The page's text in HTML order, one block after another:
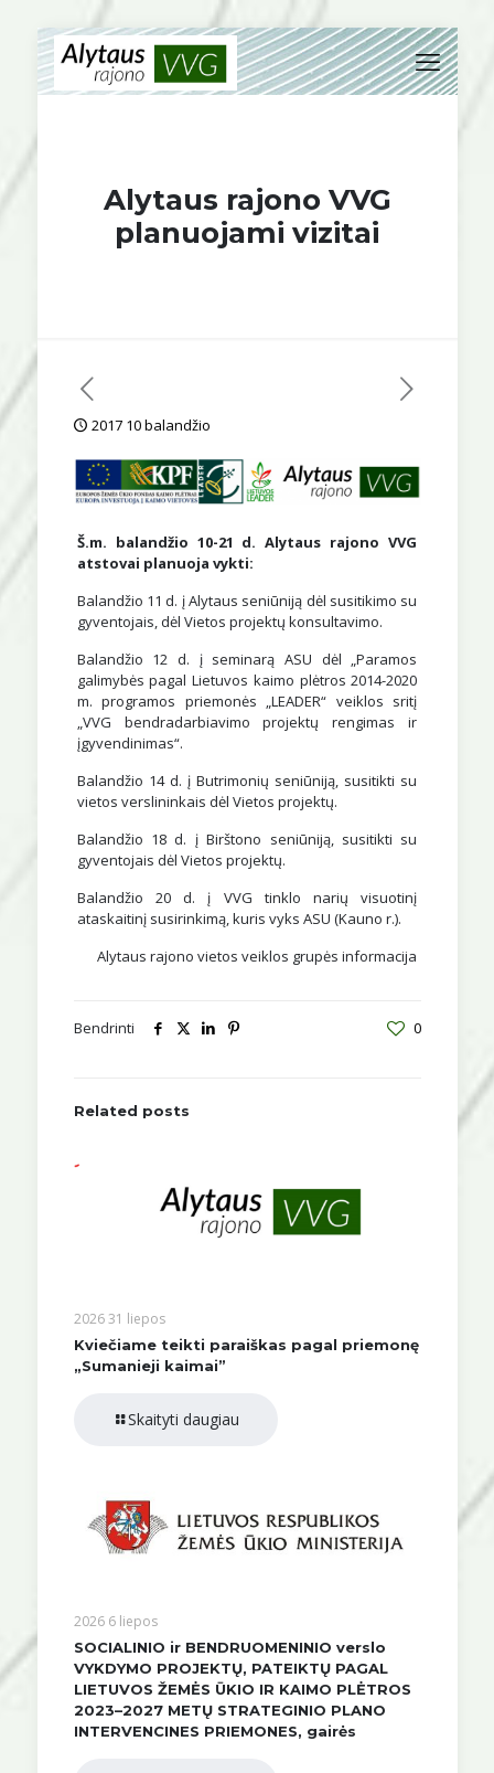
Alytaus rajono VVG
planuojami vizitai
2017 10 balandžio
Š.m. balandžio 10-21 d. Alytaus rajono VVG
atstovai planuoja vykti:
Balandžio 11 d. į Alytaus seniūniją dėl susitikimo su
gyventojais, dėl Vietos projektų konsultavimo.
Balandžio 12 d. į seminarą ASU dėl „Paramos
galimybės pagal Lietuvos kaimo plėtros 2014-2020
m. programos priemonės „LEADER“ veiklos sritį
„VVG bendradarbiavimo projektų rengimas ir
įgyvendinimas“.
Balandžio 14 d. į Butrimonių seniūniją, susitikti su
vietos verslininkais dėl Vietos projektų.
Balandžio 18 d. į Birštono seniūniją, susitikti su
gyventojais dėl Vietos projektų.
Balandžio 20 d. į VVG tinklo narių visuotinį
ataskaitinį susirinkimą, kuris vyks ASU (Kauno r.).
Alytaus rajono vietos veiklos grupės informacija
Bendrinti 0
Related posts
2026 31 liepos
Kviečiame teikti paraiškas pagal priemonę
„Sumanieji kaimai”
Skaityti daugiau
2026 6 liepos
SOCIALINIO ir BENDRUOMENINIO verslo
VYKDYMO PROJEKTŲ, PATEIKTŲ PAGAL
LIETUVOS ŽEMĖS ŪKIO IR KAIMO PLĖTROS
2023–2027 METŲ STRATEGINIO PLANO
INTERVENCINES PRIEMONES, gairės